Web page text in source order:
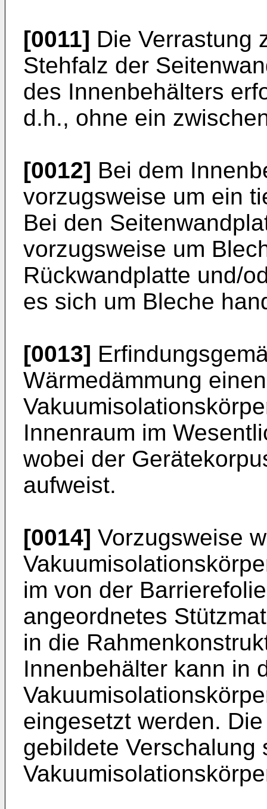
[0011] Die Verrastung
Stehfalz der
des Innenbehälters
d.h., ohne ein
[0012] Bei dem
vorzugsweise um ein
Bei den
vorzugsweise um
Rückwandplatte und/
es sich um Bleche
[0013]
Wärmedämmung
Innenraum im
wobei der
aufweist.
[0014] Vorzugsweise
im von der
angeordnetes
in die
Innenbehälter kann in
eingesetzt werden.
gebildete Verschalung